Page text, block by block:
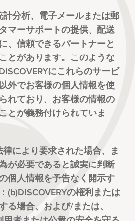
計分析、電子メールまたは郵
マーサポートの提供、配送
、信頼できるパートナーと
とがあります。このような
にこれらのサービ
外でお客様の個人情報を使
れており、お客様の情報の
とが義務付けられていま
律により要求された場合、ま
が必要であると誠実に判断
個人情報を予告なく開示す
(b)DISCOVERYの権利または
る場合、および/または、